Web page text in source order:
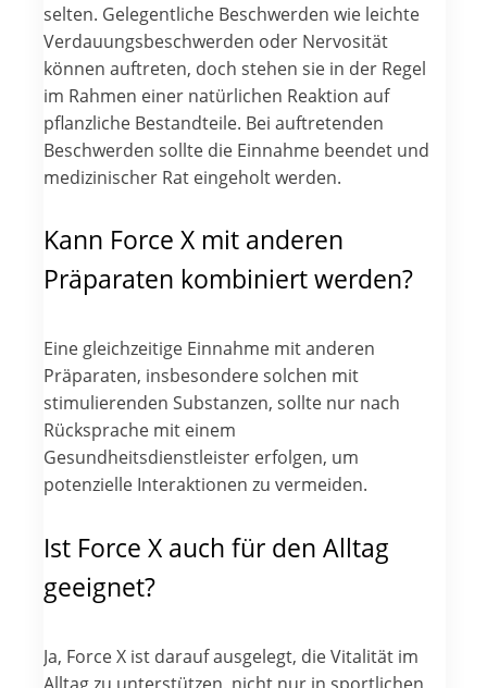
selten. Gelegentliche Beschwerden wie leichte
Verdauungsbeschwerden oder Nervosität
können auftreten, doch stehen sie in der Regel
im Rahmen einer natürlichen Reaktion auf
pflanzliche Bestandteile. Bei auftretenden
Beschwerden sollte die Einnahme beendet und
medizinischer Rat eingeholt werden.
Kann Force X mit anderen
Präparaten kombiniert werden?
Eine gleichzeitige Einnahme mit anderen
Präparaten, insbesondere solchen mit
stimulierenden Substanzen, sollte nur nach
Rücksprache mit einem
Gesundheitsdienstleister erfolgen, um
potenzielle Interaktionen zu vermeiden.
Ist Force X auch für den Alltag
geeignet?
Ja, Force X ist darauf ausgelegt, die Vitalität im